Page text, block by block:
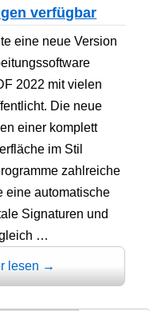
verfügbar
eine neue Version
2022 mit vielen
Die neue
einer komplett
im Stil
zahlreiche
eine automatische
Signaturen und
…
lesen →